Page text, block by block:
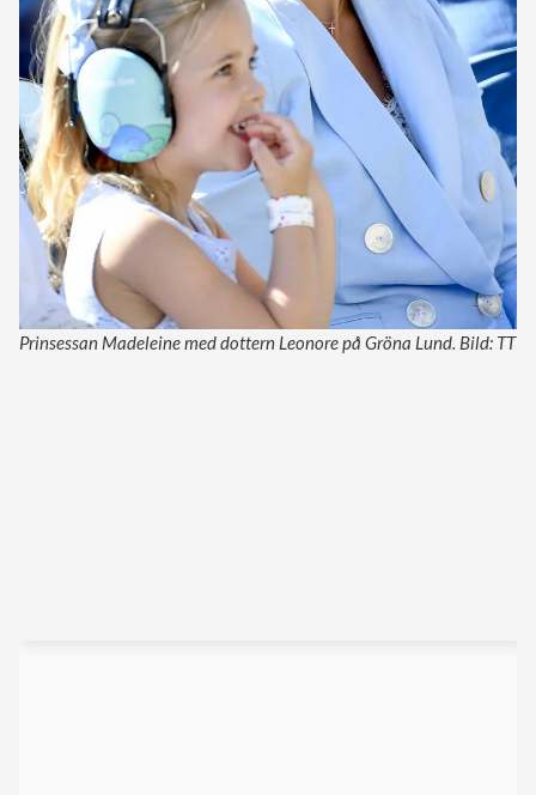
Prinsessan Madeleine med dottern Leonore på Gröna Lund. Bild: TT